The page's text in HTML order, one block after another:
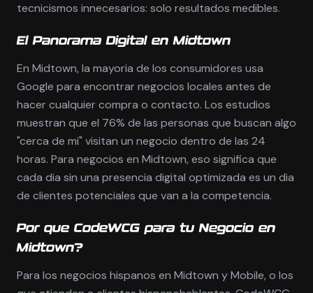
tecnicismos innecesarios: solo resultados medibles.
El Panorama Digital en Midtown
En Midtown, la mayoria de los consumidores usa
Google para encontrar negocios locales antes de
hacer cualquier compra o contacto. Los estudios
muestran que el 76% de las personas que buscan algo
"cerca de mi" visitan un negocio dentro de las 24
horas. Para negocios en Midtown, eso significa que
cada dia sin una presencia digital optimizada es un dia
de clientes potenciales que van a la competencia.
Por que CodeWCG para tu Negocio en
Midtown?
Para los negocios hispanos en Midtown y Mobile, o los